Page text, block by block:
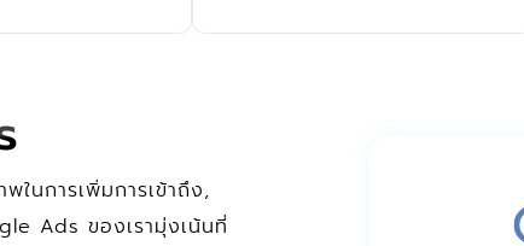
ในการเพิ่มการเข้าถึง,
Ads ของเรามุ่งเน้นที่